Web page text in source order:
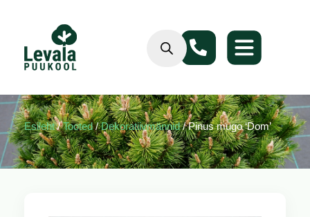
Esileht/Tooted/Dekoratiivmännid/ Pinus mugo ‘Dom’